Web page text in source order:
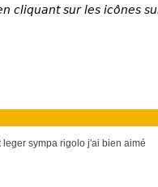
cliquant sur les icônes
leger sympa rigolo j'ai bien aimé